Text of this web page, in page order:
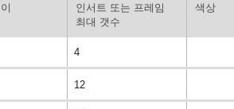
인서트 또는 프레임
최대 갯수
색상
4
12